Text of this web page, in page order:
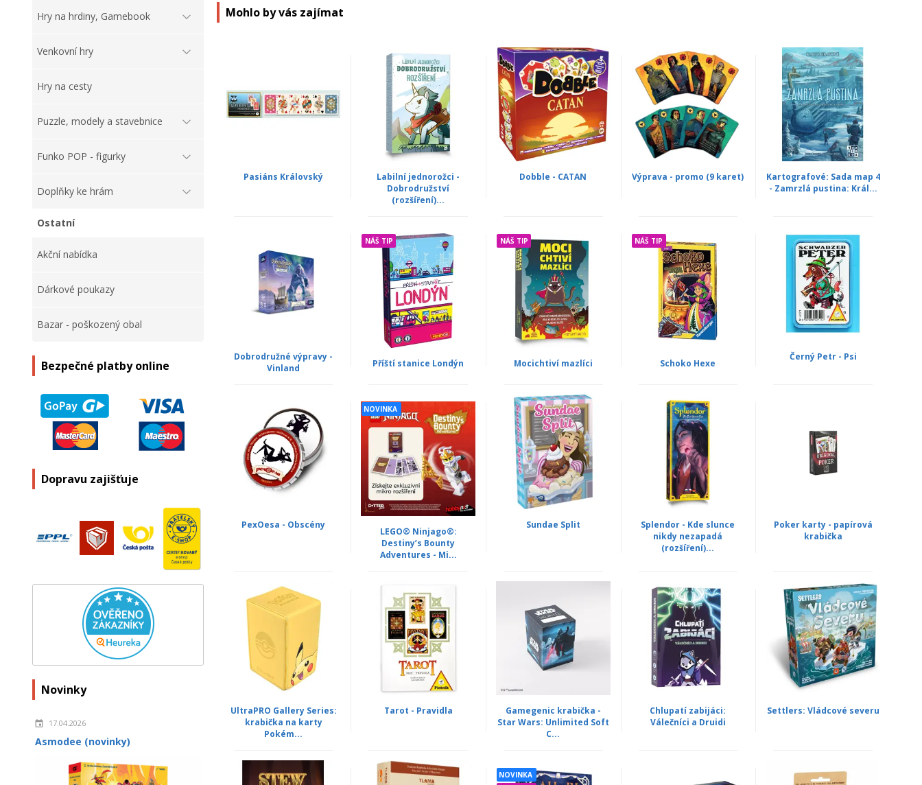
Hry na hrdiny, Gamebook
Venkovní hry
Hry na cesty
Puzzle, modely a stavebnice
Funko POP - figurky
Doplňky ke hrám
Ostatní
Akční nabídka
Dárkové poukazy
Bazar - poškozený obal
Bezpečné platby online
Dopravu zajišťuje
Novinky
17.04.2026
Asmodee (novinky)
Mohlo by vás zajímat
Pasiáns Královský
Labilní jednorožci -
Dobrodružství
(rozšíření)...
Dobble - CATAN Výprava - promo (9 karet)
Kartografové: Sada map 4
- Zamrzlá pustina: Král...
Dobrodružné výpravy -
Vinland
NÁŠ TIP
Příští stanice Londýn
NÁŠ TIP
Mocichtiví mazlíci
NÁŠ TIP
Schoko Hexe
Černý Petr - Psi
PexOesa - Obscény
NOVINKA
LEGO® Ninjago®:
Destiny’s Bounty
Adventures - Mi...
Sundae Split
Splendor - Kde slunce
nikdy nezapadá
(rozšíření)...
Poker karty - papírová
krabička
UltraPRO Gallery Series:
krabička na karty
Pokém...
Tarot - Pravidla
Gamegenic krabička -
Star Wars: Unlimited Soft
C...
Chlupatí zabijáci:
Válečníci a Druidi
Settlers: Vládcové severu
NOVINKA